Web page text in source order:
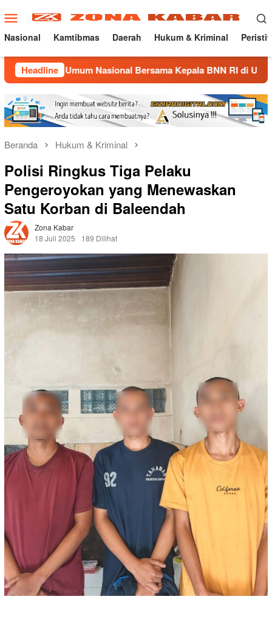
ke
konten
Menu
Mobile
Nasional Kamtibmas Daerah Hukum & Kriminal
Headline
Nasional Bersama Kepala BNN RI di UNMA
Beranda Hukum & Kriminal
Polisi Ringkus Tiga Pelaku
Pengeroyokan yang Menewaskan
Satu Korban di Baleendah
Zona Kabar
18 Juli 2025
189 Dilihat